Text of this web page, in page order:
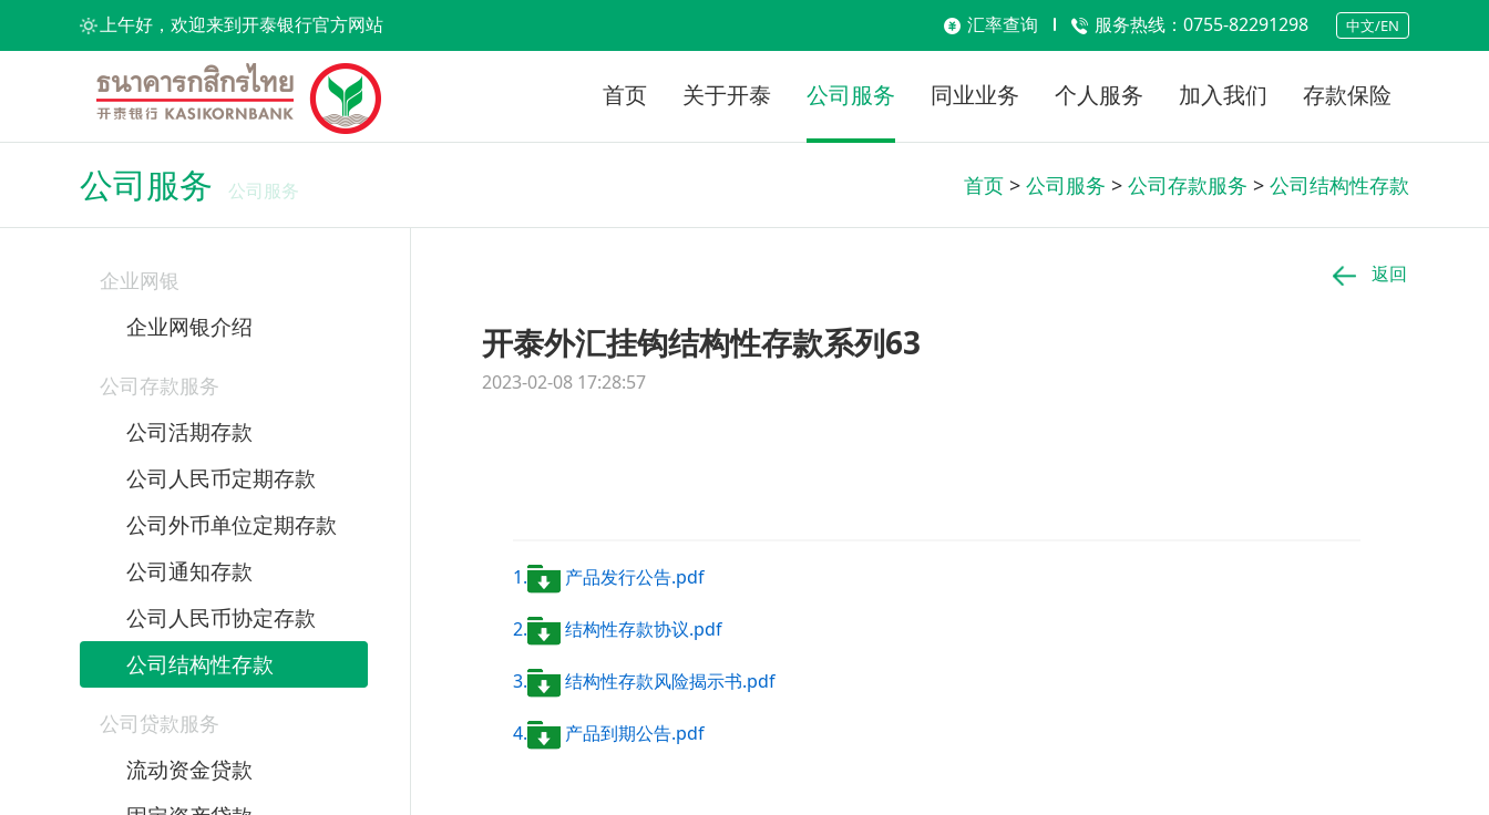
上午好，欢迎来到开泰银行官方网站 汇率查询 服务热线：0755-82291298 中文/EN
首页 关于开泰 公司服务 同业业务 个人服务 加入我们 存款保险
公司服务 公司服务 首页 > 公司服务 > 公司存款服务 > 公司结构性存款
企业网银
企业网银介绍
公司存款服务
公司活期存款
公司人民币定期存款
公司外币单位定期存款
公司通知存款
公司人民币协定存款
公司结构性存款
公司贷款服务
流动资金贷款
返回
开泰外汇挂钩结构性存款系列63
2023-02-08 17:28:57
1. 产品发行公告.pdf
2. 结构性存款协议.pdf
3. 结构性存款风险揭示书.pdf
4. 产品到期公告.pdf